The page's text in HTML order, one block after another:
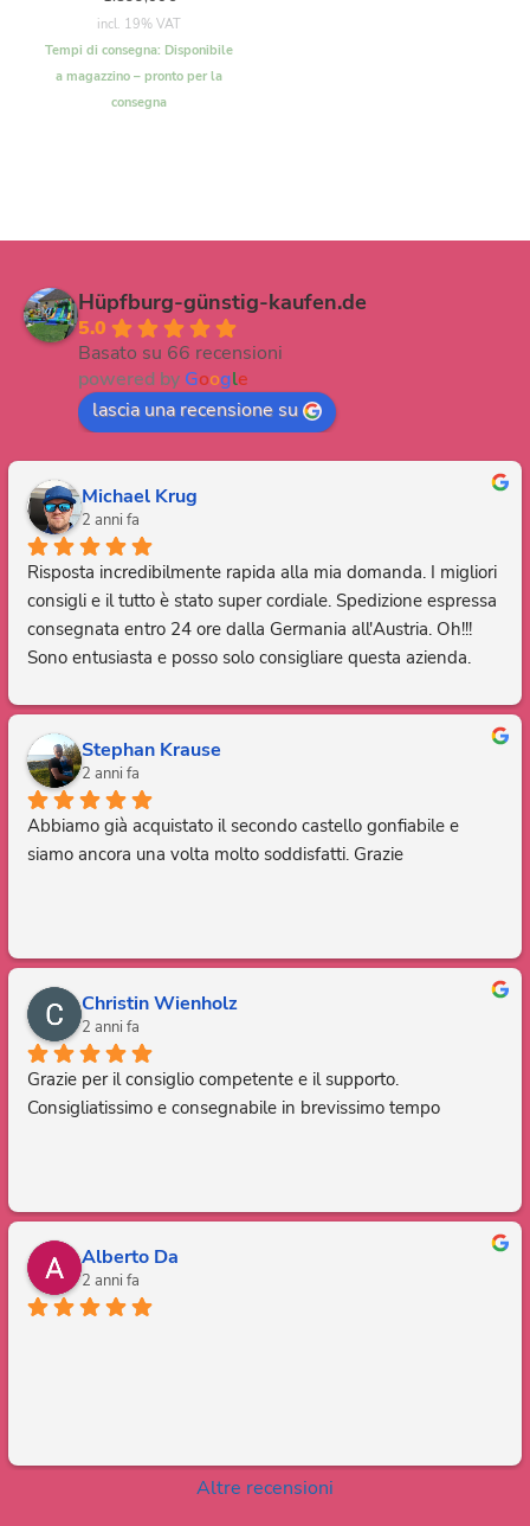
incl. 19% VAT
Tempi di consegna: Disponibile
a magazzino – pronto per la
consegna
Hüpfburg-günstig-kaufen.de
5.0
Basato su 66 recensioni
powered by Google
lascia una recensione su
Michael Krug
2 anni fa
Risposta incredibilmente rapida alla mia domanda. I migliori
consigli e il tutto è stato super cordiale. Spedizione espressa
consegnata entro 24 ore dalla Germania all'Austria. Oh!!!
Sono entusiasta e posso solo consigliare questa azienda.
Stephan Krause
2 anni fa
Abbiamo già acquistato il secondo castello gonfiabile e
siamo ancora una volta molto soddisfatti. Grazie
Christin Wienholz
2 anni fa
Grazie per il consiglio competente e il supporto.
Consigliatissimo e consegnabile in brevissimo tempo
Alberto Da
2 anni fa
Altre recensioni